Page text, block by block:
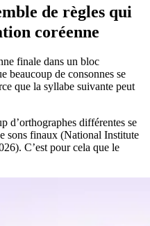
de règles qui
coréenne
finale dans un bloc
beaucoup de consonnes se
que la syllabe suivante peut
d’orthographes différentes se
sons finaux (National Institute
C’est pour cela que le